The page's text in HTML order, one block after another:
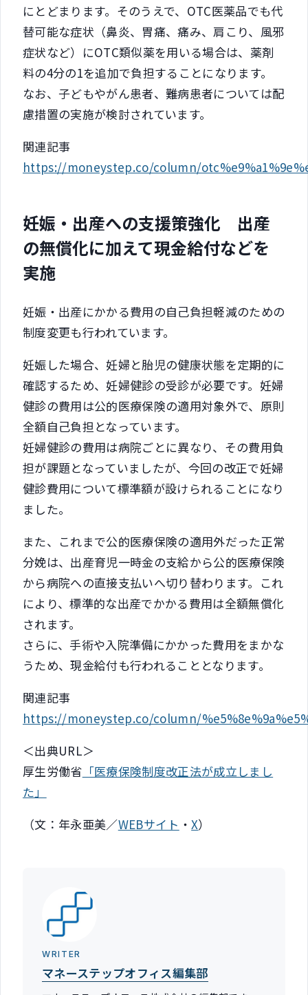
にとどまります。そのうえで、OTC医薬品でも代
替可能な症状（鼻炎、胃痛、痛み、肩こり、風邪
症状など）にOTC類似薬を用いる場合は、薬剤
料の4分の1を追加で負担することになります。
なお、子どもやがん患者、難病患者については配
慮措置の実施が検討されています。
関連記事
https://moneystep.co/column/
妊娠・出産への支援策強化 出産
の無償化に加えて現金給付などを
実施
妊娠・出産にかかる費用の自己負担軽減のための
制度変更も行われています。
妊娠した場合、妊婦と胎児の健康状態を定期的に
確認するため、妊婦健診の受診が必要です。妊婦
健診の費用は公的医療保険の適用対象外で、原則
全額自己負担となっています。
妊婦健診の費用は病院ごとに異なり、その費用負
担が課題となっていましたが、今回の改正で妊婦
健診費用について標準額が設けられることになり
ました。
また、これまで公的医療保険の適用外だった正常
分娩は、出産育児一時金の支給から公的医療保険
から病院への直接支払いへ切り替わります。これ
により、標準的な出産でかかる費用は全額無償化
されます。
さらに、手術や入院準備にかかった費用をまかな
うため、現金給付も行われることとなります。
関連記事
https://moneystep.co/column/
＜出典URL＞
厚生労働省 「医療保険制度改正法が成立しまし
た」
（文：年永亜美／WEBサイト ・X）
WRITER
マネーステップオフィス編集部